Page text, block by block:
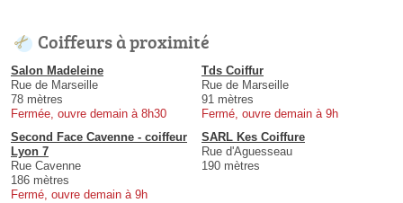
Coiffeurs à proximité
Salon Madeleine
Rue de Marseille
78 mètres
Fermée, ouvre demain à 8h30
Tds Coiffur
Rue de Marseille
91 mètres
Fermé, ouvre demain à 9h
Second Face Cavenne - coiffeur
Lyon 7
Rue Cavenne
186 mètres
Fermé, ouvre demain à 9h
SARL Kes Coiffure
Rue d'Aguesseau
190 mètres